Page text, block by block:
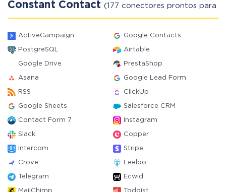
Constant Contact (177 conectores prontos para
ActiveCampaign Google Contacts
PostgreSQL Airtable
Google Drive PrestaShop
Asana Google Lead Form
RSS ClickUp
Google Sheets Salesforce CRM
Contact Form 7 Instagram
Slack Copper
Intercom Stripe
Crove Leeloo
Telegram Ecwid
MailChimp Todoist